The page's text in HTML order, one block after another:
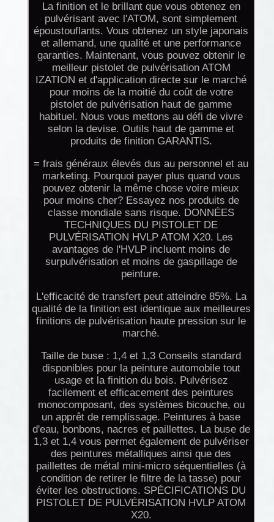
La finition et le brillant que vous obtenez en
pulvérisant avec l'ATOM, sont simplement
époustouflants. Vous obtenez un style japonais
et allemand, une qualité et une performance
garanties. Maintenant, vous pouvez obtenir le
meilleur pistolet de pulvérisation ATOM
IZATION et d'application directe sur le marché
pour moins de la moitié du coût de votre
pistolet de pulvérisation haut de gamme
habituel. Nous vous mettons au défi de vivre
selon la devise. Outils haut de gamme et
produits de finition GARANTIS.
= frais généraux élevés dus au personnel et au
marketing. Pourquoi payer plus quand vous
pouvez obtenir la même chose voire mieux
pour moins cher? Essayez nos produits de
classe mondiale sans risque. DONNÉES
TECHNIQUES DU PISTOLET DE
PULVÉRISATION HVLP ATOM X20. Les
avantages de l'HVLP incluent moins de
surpulvérisation et moins de gaspillage de
peinture.
L'efficacité de transfert peut atteindre 85%. La
qualité de la finition est identique aux meilleures
finitions de pulvérisation haute pression sur le
marché.
Taille de buse : 1,4 et 1,3 Conseils standard
disponibles pour la peinture automobile tout
usage et la finition du bois. Pulvérisez
facilement et efficacement des peintures
monocomposant, des systèmes bicouche, ou
un apprêt de remplissage. Peintures à base
d'eau, bonbons, nacres et paillettes. La buse de
1,3 et 1,4 vous permet également de pulvériser
des peintures métalliques ainsi que des
paillettes de métal mini-micro séquentielles (à
condition de retirer le filtre de la tasse) pour
éviter les obstructions. SPÉCIFICATIONS DU
PISTOLET DE PULVÉRISATION HVLP ATOM
X20.